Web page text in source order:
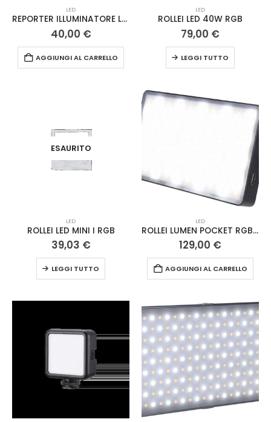
LED
REPORTER ILLUMINATORE LED5002
40,00 €
AGGIUNGI AL CARRELLO
LED
ROLLEI LED 40W RGB
79,00 €
LEGGI TUTTO
ESAURITO
LED
ROLLEI LED MINI I RGB
39,03 €
LEGGI TUTTO
LED
ROLLEI LUMEN POCKET RGB + KIT SMARTPHONE
129,00 €
AGGIUNGI AL CARRELLO